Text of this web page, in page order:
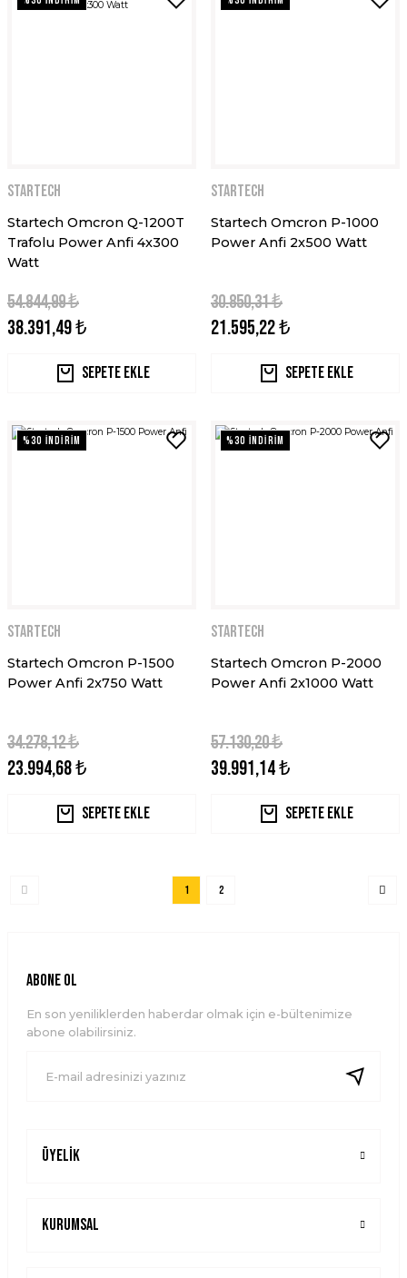
STARTECH
Startech Omcron Q-1200T
Trafolu Power Anfi 4x300
Watt
38.391,49 ₺
54.844,99 ₺
Sepete Ekle
STARTECH
Startech Omcron P-1000
Power Anfi 2x500 Watt
21.595,22 ₺
30.850,31 ₺
Sepete Ekle
%30 İNDİRİM
STARTECH
Startech Omcron P-1500
Power Anfi 2x750 Watt
23.994,68 ₺
34.278,12 ₺
Sepete Ekle
%30 İNDİRİM
STARTECH
Startech Omcron P-2000
Power Anfi 2x1000 Watt
39.991,14 ₺
57.130,20 ₺
Sepete Ekle
1 2
Üyelik
Kurumsal
ABONE OL
En son yeniliklerden haberdar olmak için e-bültenimize
abone olabilirsiniz.